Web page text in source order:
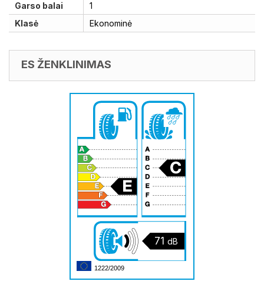
Garso balai
1
Klasė
Ekonominė
ES ŽENKLINIMAS
71 dB
1222/2009